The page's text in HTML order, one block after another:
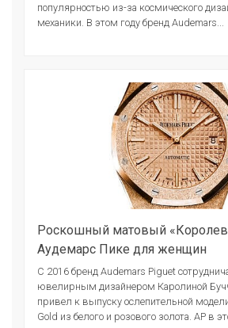
популярностью из-за космического
механики. В этом году бренд Audemars...
Роскошный матовый
Аудемарс Пике для женщин
С 2016 бренд Audemars Piguet
ювелирным дизайнером Каролиной
привел к выпуску ослепительной
Gold из белого и розового золота. AP в